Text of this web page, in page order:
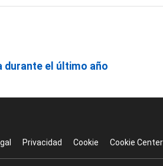
durante el último año
Privacidad Cookie Cookie Center